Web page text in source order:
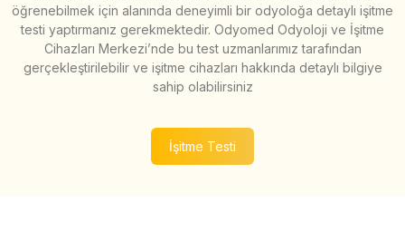
öğrenebilmek için alanında deneyimli bir odyoloğa detaylı işitme
testi yaptırmanız gerekmektedir. Odyomed Odyoloji ve İşitme
Cihazları Merkezi’nde bu test uzmanlarımız tarafından
gerçekleştirilebilir ve işitme cihazları hakkında detaylı bilgiye
sahip olabilirsiniz
İşitme Testi